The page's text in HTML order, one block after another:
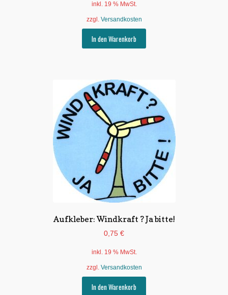
inkl. 19 % MwSt.
zzgl. Versandkosten
In den Warenkorb
Aufkleber: Windkraft ? Ja bitte!
0,75 €
inkl. 19 % MwSt.
zzgl. Versandkosten
In den Warenkorb